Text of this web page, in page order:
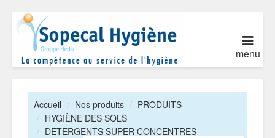
menu
Accueil Nos produits
PRODUITS
HYGIÈNE DES SOLS
DETERGENTS SUPER CONCENTRES